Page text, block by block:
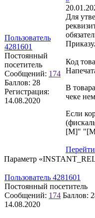
Пользователь
4281601
Постоянный
посетитель
Сообщений: 174
Баллов: 28
Регистрация:
14.08.2020
Для
Приказу.
Код
В
чеке
Если
[M]"
Перейти
Параметр
Пользователь 4281601
Постоянный посетитель
Сообщений: 174 Баллов:
14.08.2020